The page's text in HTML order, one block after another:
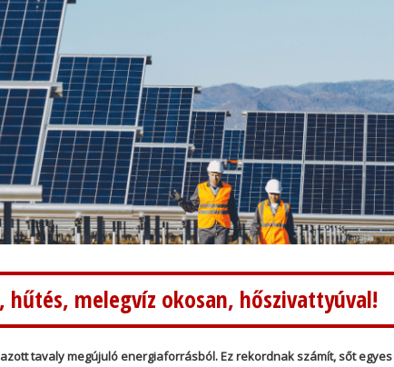
hűtés, melegvíz okosan, hőszivattyúval!
tavaly megújuló energiaforrásból. Ez rekordnak számít, sőt egyes